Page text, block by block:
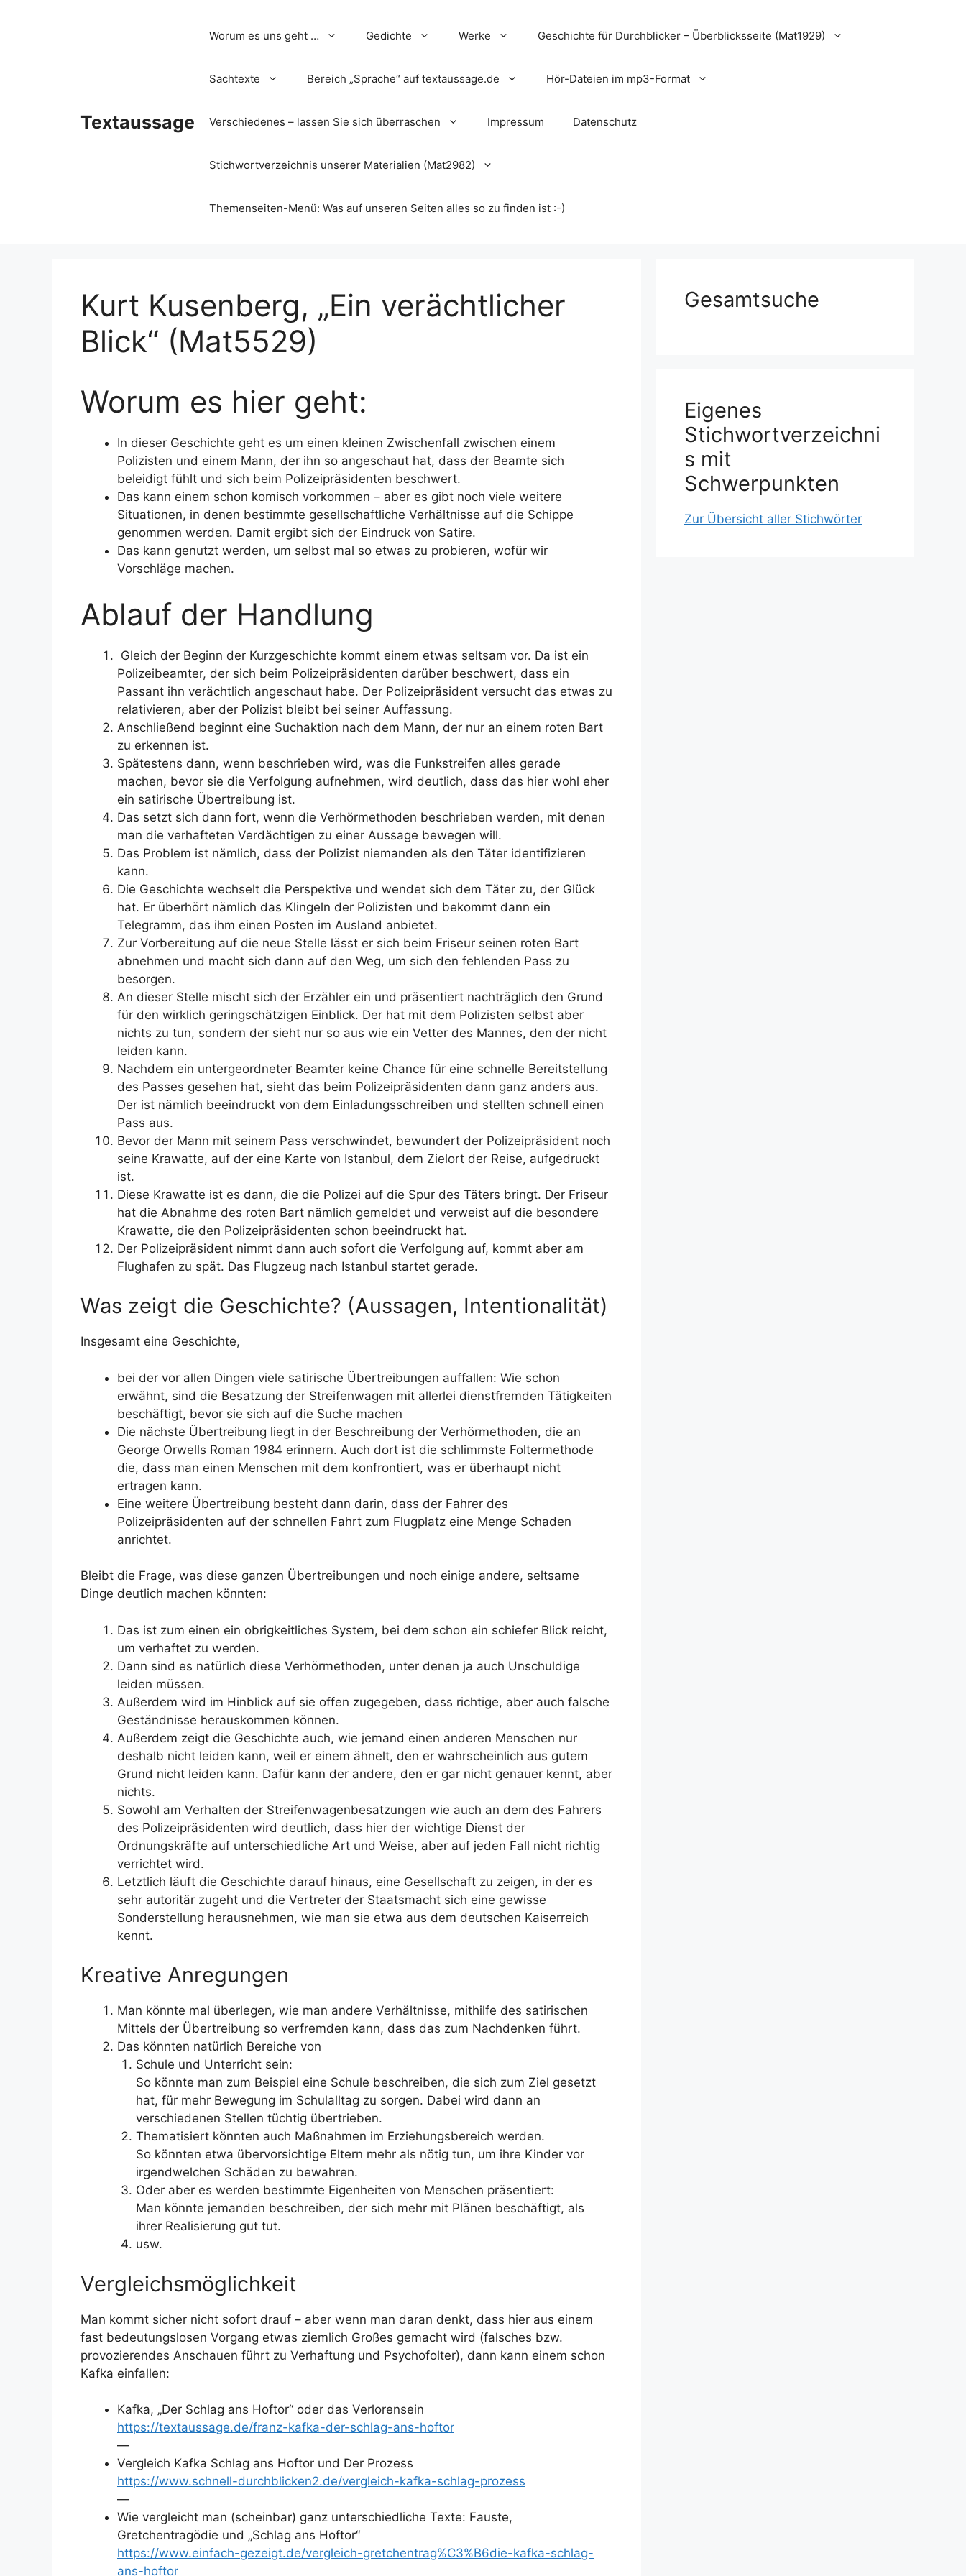
Textaussage
Worum es uns geht … Gedichte Werke Geschichte für Durchblicker – Überblicksseite (Mat1929)
Sachtexte Bereich „Sprache“ auf textaussage.de Hör-Dateien im mp3-Format
Verschiedenes – lassen Sie sich überraschen Impressum Datenschutz
Stichwortverzeichnis unserer Materialien (Mat2982)
Themenseiten-Menü: Was auf unseren Seiten alles so zu finden ist :-)
Kurt Kusenberg, „Ein verächtlicher
Blick“ (Mat5529)
Worum es hier geht:
In dieser Geschichte geht es um einen kleinen Zwischenfall zwischen einem
Polizisten und einem Mann, der ihn so angeschaut hat, dass der Beamte sich
beleidigt fühlt und sich beim Polizeipräsidenten beschwert.
Das kann einem schon komisch vorkommen – aber es gibt noch viele weitere
Situationen, in denen bestimmte gesellschaftliche Verhältnisse auf die Schippe
genommen werden. Damit ergibt sich der Eindruck von Satire.
Das kann genutzt werden, um selbst mal so etwas zu probieren, wofür wir
Vorschläge machen.
Ablauf der Handlung
Gleich der Beginn der Kurzgeschichte kommt einem etwas seltsam vor. Da ist ein
Polizeibeamter, der sich beim Polizeipräsidenten darüber beschwert, dass ein
Passant ihn verächtlich angeschaut habe. Der Polizeipräsident versucht das etwas zu
relativieren, aber der Polizist bleibt bei seiner Auffassung.
Anschließend beginnt eine Suchaktion nach dem Mann, der nur an einem roten Bart
zu erkennen ist.
Spätestens dann, wenn beschrieben wird, was die Funkstreifen alles gerade
machen, bevor sie die Verfolgung aufnehmen, wird deutlich, dass das hier wohl eher
ein satirische Übertreibung ist.
Das setzt sich dann fort, wenn die Verhörmethoden beschrieben werden, mit denen
man die verhafteten Verdächtigen zu einer Aussage bewegen will.
Das Problem ist nämlich, dass der Polizist niemanden als den Täter identifizieren
kann.
Die Geschichte wechselt die Perspektive und wendet sich dem Täter zu, der Glück
hat. Er überhört nämlich das Klingeln der Polizisten und bekommt dann ein
Telegramm, das ihm einen Posten im Ausland anbietet.
Zur Vorbereitung auf die neue Stelle lässt er sich beim Friseur seinen roten Bart
abnehmen und macht sich dann auf den Weg, um sich den fehlenden Pass zu
besorgen.
An dieser Stelle mischt sich der Erzähler ein und präsentiert nachträglich den Grund
für den wirklich geringschätzigen Einblick. Der hat mit dem Polizisten selbst aber
nichts zu tun, sondern der sieht nur so aus wie ein Vetter des Mannes, den der nicht
leiden kann.
Nachdem ein untergeordneter Beamter keine Chance für eine schnelle Bereitstellung
des Passes gesehen hat, sieht das beim Polizeipräsidenten dann ganz anders aus.
Der ist nämlich beeindruckt von dem Einladungsschreiben und stellten schnell einen
Pass aus.
Bevor der Mann mit seinem Pass verschwindet, bewundert der Polizeipräsident noch
seine Krawatte, auf der eine Karte von Istanbul, dem Zielort der Reise, aufgedruckt
ist.
Diese Krawatte ist es dann, die die Polizei auf die Spur des Täters bringt. Der Friseur
hat die Abnahme des roten Bart nämlich gemeldet und verweist auf die besondere
Krawatte, die den Polizeipräsidenten schon beeindruckt hat.
Der Polizeipräsident nimmt dann auch sofort die Verfolgung auf, kommt aber am
Flughafen zu spät. Das Flugzeug nach Istanbul startet gerade.
Was zeigt die Geschichte? (Aussagen, Intentionalität)
Insgesamt eine Geschichte,
bei der vor allen Dingen viele satirische Übertreibungen auffallen: Wie schon
erwähnt, sind die Besatzung der Streifenwagen mit allerlei dienstfremden Tätigkeiten
beschäftigt, bevor sie sich auf die Suche machen
Die nächste Übertreibung liegt in der Beschreibung der Verhörmethoden, die an
George Orwells Roman 1984 erinnern. Auch dort ist die schlimmste Foltermethode
die, dass man einen Menschen mit dem konfrontiert, was er überhaupt nicht
ertragen kann.
Eine weitere Übertreibung besteht dann darin, dass der Fahrer des
Polizeipräsidenten auf der schnellen Fahrt zum Flugplatz eine Menge Schaden
anrichtet.
Bleibt die Frage, was diese ganzen Übertreibungen und noch einige andere, seltsame
Dinge deutlich machen könnten:
Das ist zum einen ein obrigkeitliches System, bei dem schon ein schiefer Blick reicht,
um verhaftet zu werden.
Dann sind es natürlich diese Verhörmethoden, unter denen ja auch Unschuldige
leiden müssen.
Außerdem wird im Hinblick auf sie offen zugegeben, dass richtige, aber auch falsche
Geständnisse herauskommen können.
Außerdem zeigt die Geschichte auch, wie jemand einen anderen Menschen nur
deshalb nicht leiden kann, weil er einem ähnelt, den er wahrscheinlich aus gutem
Grund nicht leiden kann. Dafür kann der andere, den er gar nicht genauer kennt, aber
nichts.
Sowohl am Verhalten der Streifenwagenbesatzungen wie auch an dem des Fahrers
des Polizeipräsidenten wird deutlich, dass hier der wichtige Dienst der
Ordnungskräfte auf unterschiedliche Art und Weise, aber auf jeden Fall nicht richtig
verrichtet wird.
Letztlich läuft die Geschichte darauf hinaus, eine Gesellschaft zu zeigen, in der es
sehr autoritär zugeht und die Vertreter der Staatsmacht sich eine gewisse
Sonderstellung herausnehmen, wie man sie etwa aus dem deutschen Kaiserreich
kennt.
Kreative Anregungen
Man könnte mal überlegen, wie man andere Verhältnisse, mithilfe des satirischen
Mittels der Übertreibung so verfremden kann, dass das zum Nachdenken führt.
Das könnten natürlich Bereiche von
Schule und Unterricht sein:
So könnte man zum Beispiel eine Schule beschreiben, die sich zum Ziel gesetzt
hat, für mehr Bewegung im Schulalltag zu sorgen. Dabei wird dann an
verschiedenen Stellen tüchtig übertrieben.
Thematisiert könnten auch Maßnahmen im Erziehungsbereich werden.
So könnten etwa übervorsichtige Eltern mehr als nötig tun, um ihre Kinder vor
irgendwelchen Schäden zu bewahren.
Oder aber es werden bestimmte Eigenheiten von Menschen präsentiert:
Man könnte jemanden beschreiben, der sich mehr mit Plänen beschäftigt, als
ihrer Realisierung gut tut.
usw.
Vergleichsmöglichkeit
Man kommt sicher nicht sofort drauf – aber wenn man daran denkt, dass hier aus einem
fast bedeutungslosen Vorgang etwas ziemlich Großes gemacht wird (falsches bzw.
provozierendes Anschauen führt zu Verhaftung und Psychofolter), dann kann einem schon
Kafka einfallen:
Kafka, „Der Schlag ans Hoftor“ oder das Verlorensein
https://textaussage.de/franz-kafka-der-schlag-ans-hoftor
—
Vergleich Kafka Schlag ans Hoftor und Der Prozess
https://www.schnell-durchblicken2.de/vergleich-kafka-schlag-prozess
—
Wie vergleicht man (scheinbar) ganz unterschiedliche Texte: Fauste,
Gretchentragödie und „Schlag ans Hoftor“
https://www.einfach-gezeigt.de/vergleich-gretchentrag%C3%B6die-kafka-schlag-
ans-hoftor
Gesamtsuche
Eigenes
Stichwortverzeichni
s mit
Schwerpunkten
Zur Übersicht aller Stichwörter